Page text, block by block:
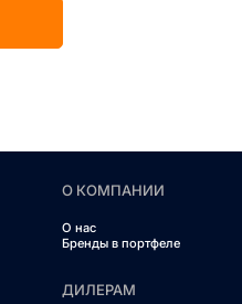
О КОМПАНИИ
О нас
Бренды в портфеле
ДИЛЕРАМ